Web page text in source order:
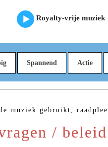
Royalty-vrije muziek
Spannend Actie
muziek gebruikt,
/ beleid